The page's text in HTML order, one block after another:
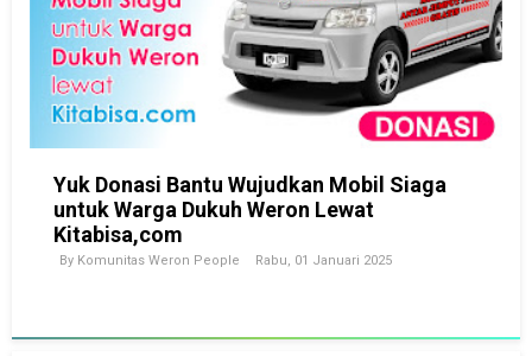
Yuk Donasi Bantu Wujudkan Mobil Siaga
untuk Warga Dukuh Weron Lewat
Kitabisa,com
By Komunitas Weron People Rabu, 01 Januari 2025